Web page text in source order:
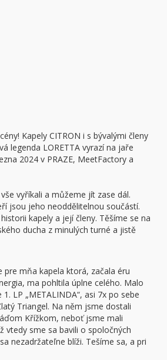
Kapely CITRON i s bývalými členy
legenda LORETTA vyrazí na jaře
2024 v PRAZE, MeetFactory a
vyříkali a můžeme jít zase dál.
jsou jeho neoddělitelnou součástí.
kapely a její členy. Těšíme se na
ducha z minulých turné a jistě
pre mňa kapela ktorá, začala éru
ma pohltila úplne celého. Malo
LP „METALINDA“, asi 7x po sebe
Triangel. Na něm jsme dostali
Křížkom, neboť jsme mali
vtedy sme sa bavili o spoločných
nezadržateľne blíži. Tešíme sa, a pri